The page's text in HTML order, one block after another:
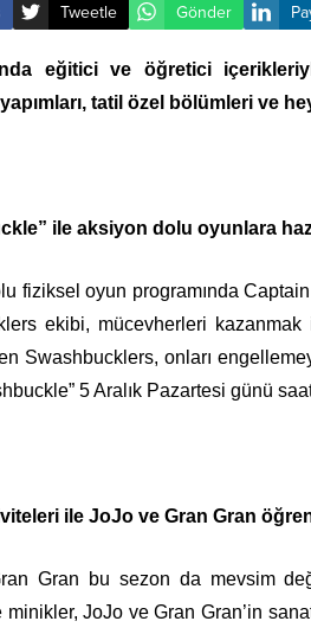
Tweetle Gönder
eğitici ve öğretici
tatil özel bölümleri ve
ile aksiyon dolu oyunlara
fiziksel oyun programında
ekibi, mücevherleri
Swashbucklers, onları
5 Aralık Pazartesi günü
ile JoJo ve Gran Gran
Gran bu sezon da mevsim
minikler, JoJo ve Gran Gran’in